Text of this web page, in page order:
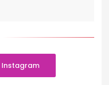
Instagram